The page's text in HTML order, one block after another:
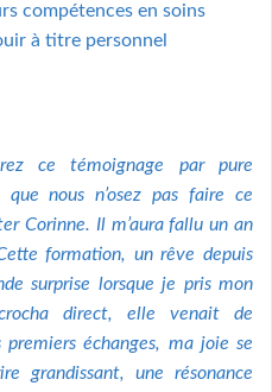
compétences en soins
à titre personnel
ce témoignage par pure
nous n’osez pas faire ce
Corinne. Il m’aura fallu un an
formation, un rêve depuis
surprise lorsque je pris mon
direct, elle venait de
échanges, ma joie se
grandissant, une résonance